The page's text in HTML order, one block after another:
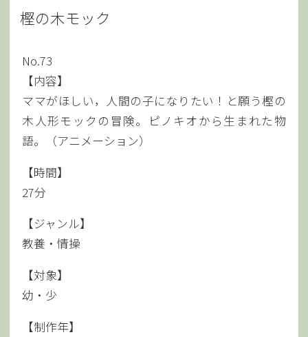
樫の木モック
No.73
【内容】
ママがほしい，人間の子になりたい！と願う樫の
木人形モックの冒険。ピノキオから生まれた物
語。（アニメーション）
【時間】
27分
【ジャンル】
教養・情操
【対象】
幼・少
【制作年】